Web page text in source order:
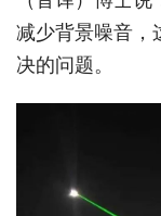
减少背景噪音，
决的问题。